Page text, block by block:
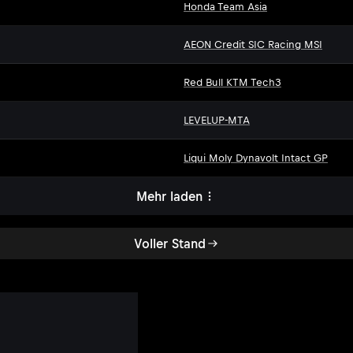
Voller Stand
Honda Team Asia
AEON Credit SIC Racing MSI
Red Bull KTM Tech3
LEVELUP-MTA
Liqui Moly Dynavolt Intact GP
Mehr laden